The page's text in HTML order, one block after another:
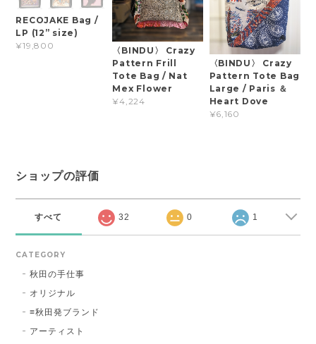
RECOJAKE Bag /
LP (12” size)
¥19,800
〈BINDU〉 Crazy
Pattern Frill
Tote Bag / Nat
Mex Flower
¥4,224
〈BINDU〉 Crazy
Pattern Tote Bag
Large / Paris ＆
Heart Dove
¥6,160
ショップの評価
すべて 32 0 1
CATEGORY
秋田の手仕事
オリジナル
≡秋田発ブランド
アーティスト